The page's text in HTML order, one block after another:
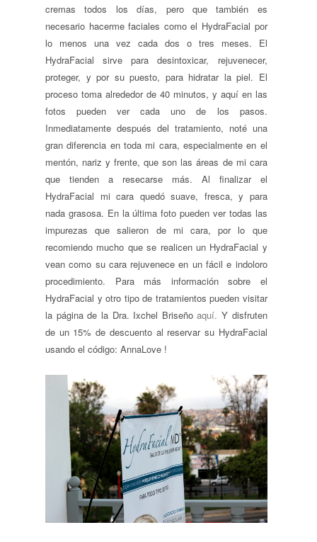
cremas todos los días, pero que también es
necesario hacerme faciales como el HydraFacial por
lo menos una vez cada dos o tres meses. El
HydraFacial sirve para desintoxicar, rejuvenecer,
proteger, y por su puesto, para hidratar la piel. El
proceso toma alrededor de 40 minutos, y aquí en las
fotos pueden ver cada uno de los pasos.
Inmediatamente después del tratamiento, noté una
gran diferencia en toda mi cara, especialmente en el
mentón, nariz y frente, que son las áreas de mi cara
que tienden a resecarse más. Al finalizar el
HydraFacial mi cara quedó suave, fresca, y para
nada grasosa. En la última foto pueden ver todas las
impurezas que salieron de mi cara, por lo que
recomiendo mucho que se realicen un HydraFacial y
vean como su cara rejuvenece en un fácil e indoloro
procedimiento. Para más información sobre el
HydraFacial y otro tipo de tratamientos pueden visitar
la página de la Dra. Ixchel Briseñoaquí. Y disfruten
de un 15% de descuento al reservar su HydraFacial
usando el código: AnnaLove !